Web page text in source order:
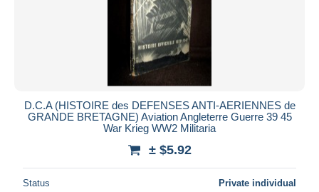
D.C.A (HISTOIRE des DEFENSES ANTI-AERIENNES de
GRANDE BRETAGNE) Aviation Angleterre Guerre 39 45
War Krieg WW2 Militaria
± $5.92
Status Private individual